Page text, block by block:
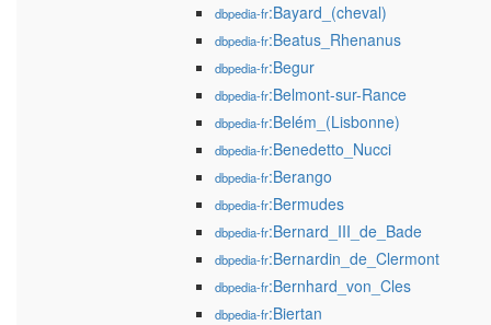
dbpedia-fr:Bayard_(cheval)
dbpedia-fr:Beatus_Rhenanus
dbpedia-fr:Begur
dbpedia-fr:Belmont-sur-Rance
dbpedia-fr:Belém_(Lisbonne)
dbpedia-fr:Benedetto_Nucci
dbpedia-fr:Berango
dbpedia-fr:Bermudes
dbpedia-fr:Bernard_III_de_Bade
dbpedia-fr:Bernardin_de_Clermont
dbpedia-fr:Bernhard_von_Cles
dbpedia-fr:Biertan